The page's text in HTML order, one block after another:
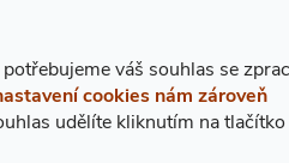
váš souhlas se
cookies nám zároveň
udělíte kliknutím na tlačítko
tradiční litý mlýn, jehož
a který tak umožnil zahájení
čistá voda z plzeňské oblasti.